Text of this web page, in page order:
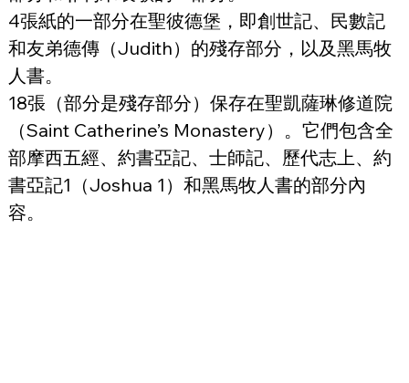
4張紙的一部分在聖彼德堡，即創世記、民數記
和友弟德傳（Judith）的殘存部分，以及黑馬牧
人書。
18張（部分是殘存部分）保存在聖凱薩琳修道院
（Saint Catherine’s Monastery）。它們包含全
部摩西五經、約書亞記、士師記、歷代志上、約
書亞記1（Joshua 1）和黑馬牧人書的部分內
容。